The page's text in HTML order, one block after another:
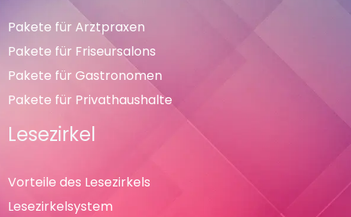
Pakete für Arztpraxen
Pakete für Friseursalons
Pakete für Gastronomen
Pakete für Privathaushalte
Lesezirkel
Vorteile des Lesezirkels
Lesezirkelsystem